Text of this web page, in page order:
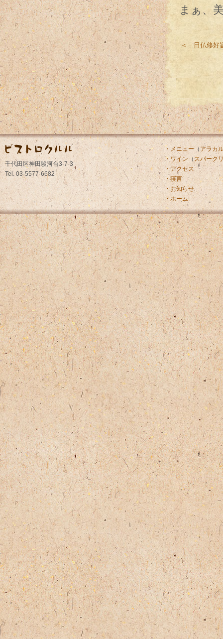
まぁ、
＜ 日仏修好
千代田区神田駿河台3-7-3
Tel. 03-5577-6682
・メニュー（ アラカ
・ワイン （スパーク
・アクセス
・寝言
・お知らせ
・ホーム